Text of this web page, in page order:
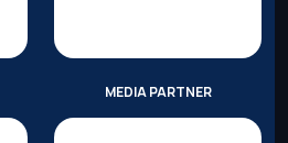
MEDIA PARTNER